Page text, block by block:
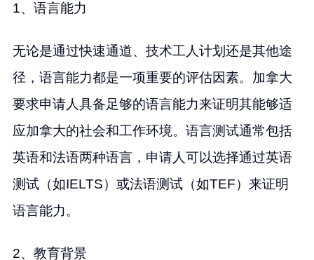
1、语言能力
无论是通过快速通道、技术工人计划还是其他途
径，语言能力都是一项重要的评估因素。加拿大
要求申请人具备足够的语言能力来证明其能够适
应加拿大的社会和工作环境。语言测试通常包括
英语和法语两种语言，申请人可以选择通过英语
测试（如IELTS）或法语测试（如TEF）来证明
语言能力。
2、教育背景